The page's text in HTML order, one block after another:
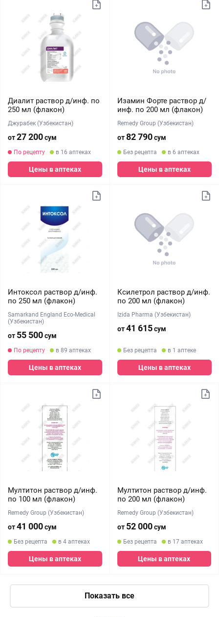
Диалит раствор д/инф. по
250 мл (флакон)
Джурабек (Узбекистан)
от27 200сум
По рецепту в 16 аптеках
Цены в аптеках
Изамин Форте раствор д/
инф. по 200 мл (флакон)
Remedy Group (Узбекистан)
от82 790сум
Без рецепта в 6 аптеках
Цены в аптеках
Интоксол раствор д/инф.
по 250 мл (флакон)
Samarkand England Eco-Medical
(Узбекистан)
от 55 500сум
По рецепту в 89 аптеках
Цены в аптеках
Ксилетрол раствор д/инф.
по 200 мл (флакон)
Izida Pharma (Узбекистан)
от41 615сум
Без рецепта в 1 аптеке
Цены в аптеках
Мултитон раствор д/инф.
по 100 мл (флакон)
Remedy Group (Узбекистан)
от41 000сум
Без рецепта в 4 аптеках
Цены в аптеках
Мултитон раствор д/инф.
по 200 мл (флакон)
Remedy Group (Узбекистан)
от 52 000сум
Без рецепта в 17 аптеках
Цены в аптеках
Показать все